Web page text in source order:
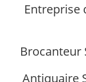
Entreprise
Brocanteur
Antiquaire